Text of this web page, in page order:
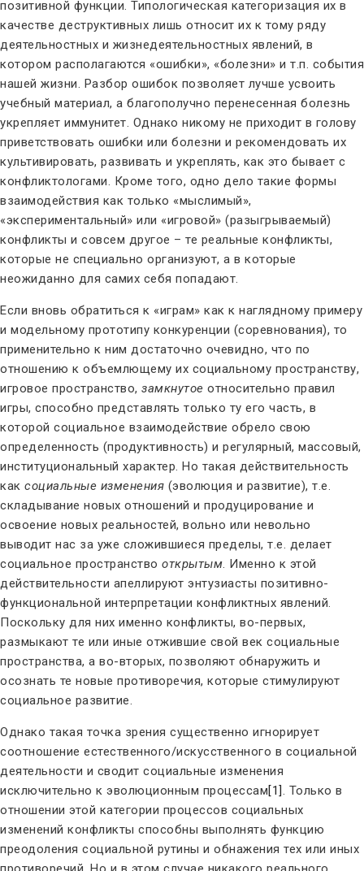
позитивной функции. Типологическая категоризация их в
качестве деструктивных лишь относит их к тому ряду
деятельностных и жизнедеятельностных явлений, в
котором располагаются «ошибки», «болезни» и т.п. события
нашей жизни. Разбор ошибок позволяет лучше усвоить
учебный материал, а благополучно перенесенная болезнь
укрепляет иммунитет. Однако никому не приходит в голову
приветствовать ошибки или болезни и рекомендовать их
культивировать, развивать и укреплять, как это бывает с
конфликтологами. Кроме того, одно дело такие формы
взаимодействия как только «мыслимый»,
«экспериментальный» или «игровой» (разыгрываемый)
конфликты и совсем другое – те реальные конфликты,
которые не специально организуют, а в которые
неожиданно для самих себя попадают.
Если вновь обратиться к «играм» как к наглядному примеру
и модельному прототипу конкуренции (соревнования), то
применительно к ним достаточно очевидно, что по
отношению к объемлющему их социальному пространству,
игровое пространство, замкнутое относительно правил
игры, способно представлять только ту его часть, в
которой социальное взаимодействие обрело свою
определенность (продуктивность) и регулярный, массовый,
институциональный характер. Но такая действительность
как социальные изменения (эволюция и развитие), т.е.
складывание новых отношений и продуцирование и
освоение новых реальностей, вольно или невольно
выводит нас за уже сложившиеся пределы, т.е. делает
социальное пространство открытым. Именно к этой
действительности апеллируют энтузиасты позитивно-
функциональной интерпретации конфликтных явлений.
Поскольку для них именно конфликты, во-первых,
размыкают те или иные отжившие свой век социальные
пространства, а во-вторых, позволяют обнаружить и
осознать те новые противоречия, которые стимулируют
социальное развитие.
Однако такая точка зрения существенно игнорирует
соотношение естественного/искусственного в социальной
деятельности и сводит социальные изменения
исключительно к эволюционным процессам[1]. Только в
отношении этой категории процессов социальных
изменений конфликты способны выполнять функцию
преодоления социальной рутины и обнажения тех или иных